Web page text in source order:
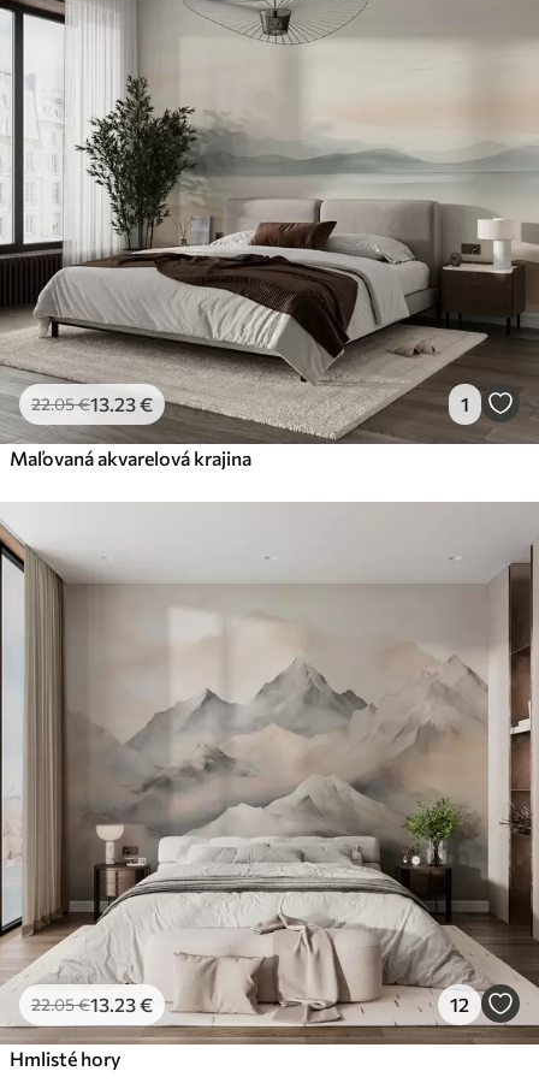
22.05€13 .23€ 1
Maľovaná akvarelová krajina
22.05€13 .23€ 12
Hmlisté hory